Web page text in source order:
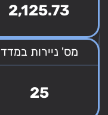
2,125.73
מס' ניירות במדד
25